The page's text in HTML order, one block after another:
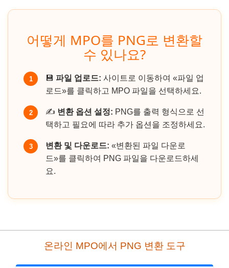
어떻게 MPO를 PNG로 변환할
수 있나요?
1 💾 파일 업로드: 사이트로 이동하여 «파일 업
로드»를 클릭하고 MPO 파일을 선택하세요.
2 ✍️ 변환 옵션 설정: PNG를 출력 형식으로 선
택하고 필요에 따라 추가 옵션을 조정하세요.
3 변환 및 다운로드: «변환된 파일 다운로
드»를 클릭하여 PNG 파일을 다운로드하세
요.
온라인 MPO에서 PNG 변환 도구